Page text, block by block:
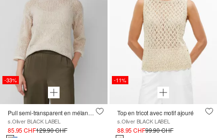
-33%
Pull semi-transparent en mélange d'alpaga
s.Oliver BLACK LABEL
85.95 CHF129.90 CHF
-11%
Top en tricot avec motif ajouré
s.Oliver BLACK LABEL
88.95 CHF99.90 CHF